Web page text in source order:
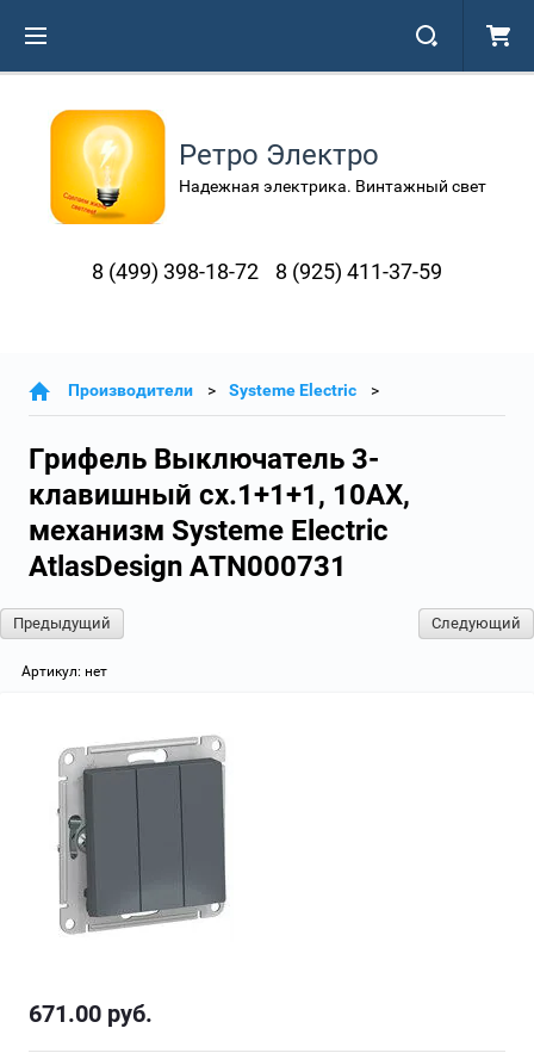
Ретро Электро
Надежная электрика. Винтажный свет
8 (499) 398-18-72 8 (925) 411-37-59
Производители Systeme Electric
Грифель Выключатель 3-
клавишный сх.1+1+1, 10АХ,
механизм Systeme Electric
AtlasDesign ATN000731
Предыдущий Следующий
Артикул: нет
671.00 руб.